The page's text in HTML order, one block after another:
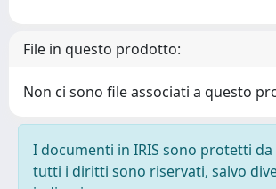
File in questo prodotto:
Non ci sono file associati a questo
I documenti in IRIS sono protetti
tutti i diritti sono riservati, salvo